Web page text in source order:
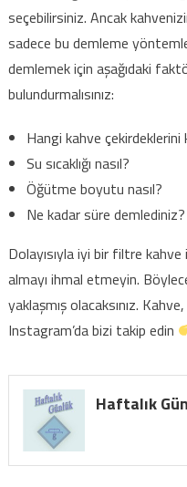
seçebilirsiniz. Ancak
sadece bu demleme
demlemek için aşağıdaki
bulundurmalısınız:
Hangi kahve çekirdeklerini
Su sıcaklığı nasıl?
Öğütme boyutu nasıl?
Ne kadar süre demlediniz?
Dolayısıyla iyi bir filtre
almayı ihmal etmeyin.
yaklaşmış olacaksınız.
Instagram’da bizi takip edin
Haftalık